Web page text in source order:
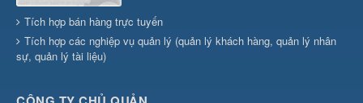
Tích hợp bán hàng trực tuyến
Tích hợp các nghiệp vụ quản lý (quản lý khách hàng, quản lý nhân
sự, quản lý tài liệu)